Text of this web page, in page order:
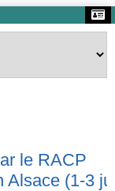
le RACP
Alsace (1-3